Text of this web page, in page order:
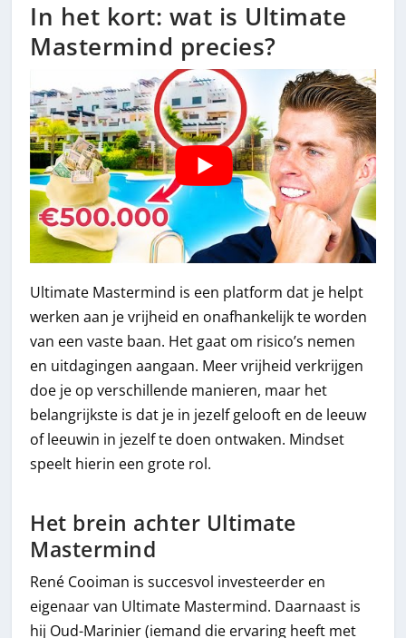
In het kort: wat is Ultimate
Mastermind precies?
Ultimate Mastermind is een platform dat je helpt
werken aan je vrijheid en onafhankelijk te worden
van een vaste baan. Het gaat om risico’s nemen
en uitdagingen aangaan. Meer vrijheid verkrijgen
doe je op verschillende manieren, maar het
belangrijkste is dat je in jezelf gelooft en de leeuw
of leeuwin in jezelf te doen ontwaken. Mindset
speelt hierin een grote rol.
Het brein achter Ultimate
Mastermind
René Cooiman is succesvol investeerder en
eigenaar van Ultimate Mastermind. Daarnaast is
hij Oud-Marinier (iemand die ervaring heeft met